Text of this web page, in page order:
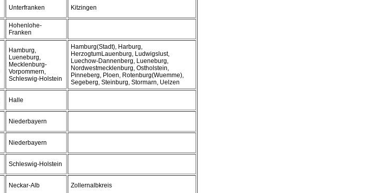
Unterfranken Kitzingen
Hohenlohe-
Franken
Hamburg,
Lueneburg,
Mecklenburg-
Vorpommern,
Schleswig-Holstein
Hamburg(Stadt), Harburg,
HerzogtumLauenburg, Ludwigslust,
Luechow-Dannenberg, Lueneburg,
Nordwestmecklenburg, Ostholstein,
Pinneberg, Ploen, Rotenburg(Wuemme),
Segeberg, Steinburg, Stormarn, Uelzen
Halle
Niederbayern
Niederbayern
Schleswig-Holstein
Neckar-Alb Zollernalbkreis